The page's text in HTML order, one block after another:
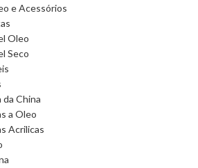
e Acessórios
Oleo
Seco
China
a Oleo
Acrilicas